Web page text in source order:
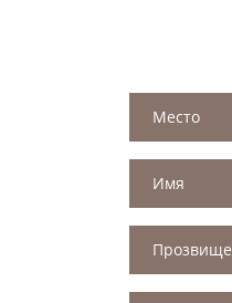
Место
Имя
Прозвище